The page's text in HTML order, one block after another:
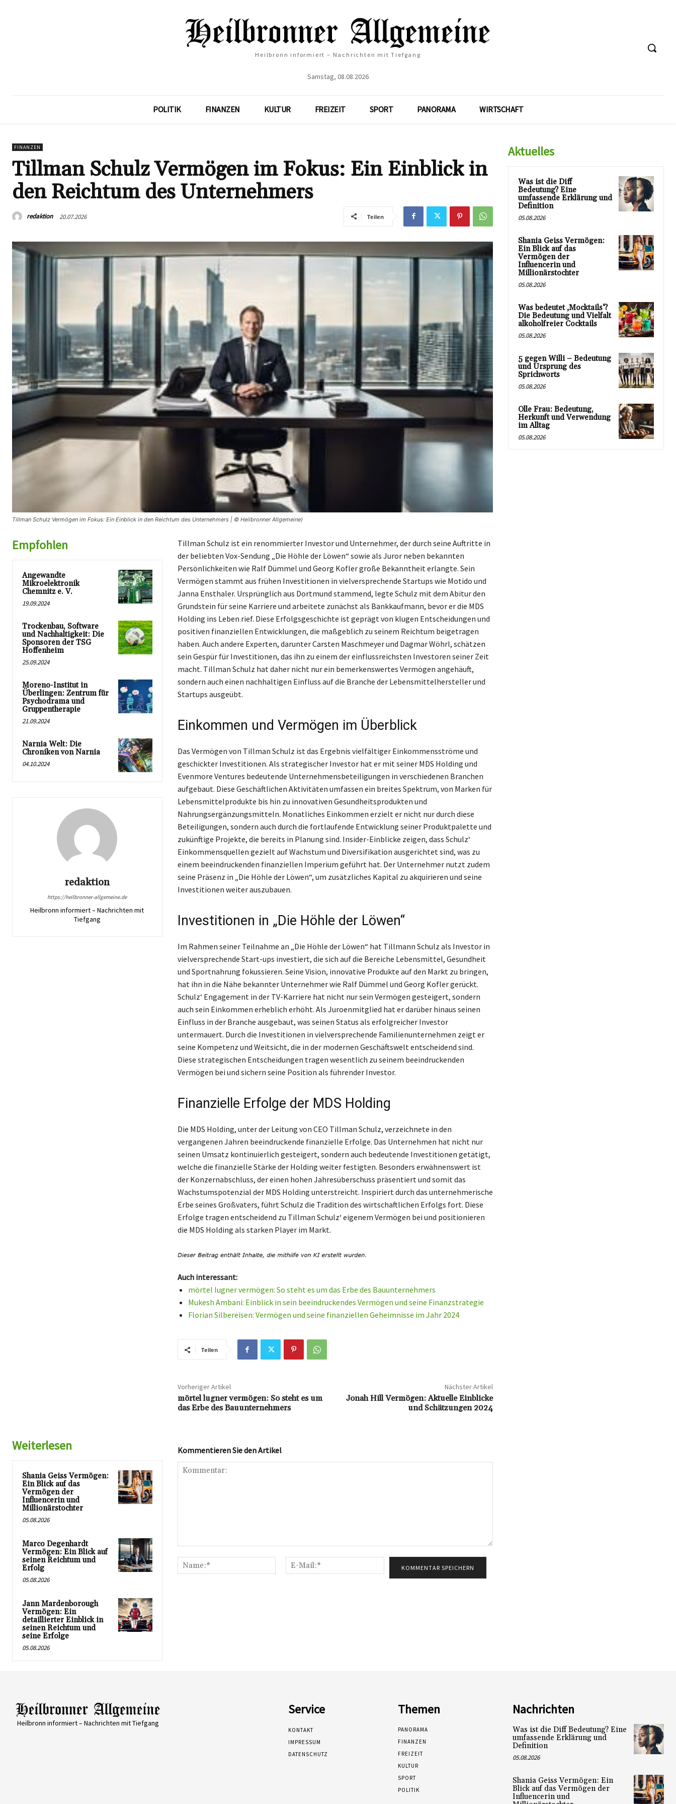
Heilbronn informiert – Nachrichten mit Tiefgang
Samstag, 08.08.2026
POLITIK FINANZEN KULTUR FREIZEIT SPORT PANORAMA WIRTSCHAFT
FINANZEN
Tillman Schulz Vermögen im Fokus: Ein Einblick in
den Reichtum des Unternehmers
redaktion 20.07.2026 Teilen
Tillman Schulz Vermögen im Fokus: Ein Einblick in den Reichtum des Unternehmers | © Heilbronner Allgemeine)
Empfohlen
Angewandte
Mikroelektronik
Chemnitz e. V.
19.09.2024
Trockenbau, Software
und Nachhaltigkeit: Die
Sponsoren der TSG
Hoffenheim
25.09.2024
Moreno-Institut in
Überlingen: Zentrum für
Psychodrama und
Gruppentherapie
21.09.2024
Narnia Welt: Die
Chroniken von Narnia
04.10.2024
redaktion
https://heilbronner-allgemeine.de
Heilbronn informiert – Nachrichten mit
Tiefgang
Tillman Schulz ist ein renommierter Investor und Unternehmer, der durch seine Auftritte in
der beliebten Vox-Sendung „Die Höhle der Löwen“ sowie als Juror neben bekannten
Persönlichkeiten wie Ralf Dümmel und Georg Kofler große Bekanntheit erlangte. Sein
Vermögen stammt aus frühen Investitionen in vielversprechende Startups wie Motido und
Janna Ensthaler. Ursprünglich aus Dortmund stammend, legte Schulz mit dem Abitur den
Grundstein für seine Karriere und arbeitete zunächst als Bankkaufmann, bevor er die MDS
Holding ins Leben rief. Diese Erfolgsgeschichte ist geprägt von klugen Entscheidungen und
positiven finanziellen Entwicklungen, die maßgeblich zu seinem Reichtum beigetragen
haben. Auch andere Experten, darunter Carsten Maschmeyer und Dagmar Wöhrl, schätzen
sein Gespür für Investitionen, das ihn zu einem der einflussreichsten Investoren seiner Zeit
macht. Tillman Schulz hat daher nicht nur ein bemerkenswertes Vermögen angehäuft,
sondern auch einen nachhaltigen Einfluss auf die Branche der Lebensmittelhersteller und
Startups ausgeübt.
Einkommen und Vermögen im Überblick
Das Vermögen von Tillman Schulz ist das Ergebnis vielfältiger Einkommensströme und
geschickter Investitionen. Als strategischer Investor hat er mit seiner MDS Holding und
Evenmore Ventures bedeutende Unternehmensbeteiligungen in verschiedenen Branchen
aufgebaut. Diese Geschäftlichen Aktivitäten umfassen ein breites Spektrum, von Marken für
Lebensmittelprodukte bis hin zu innovativen Gesundheitsprodukten und
Nahrungsergänzungsmitteln. Monatliches Einkommen erzielt er nicht nur durch diese
Beteiligungen, sondern auch durch die fortlaufende Entwicklung seiner Produktpalette und
zukünftige Projekte, die bereits in Planung sind. Insider-Einblicke zeigen, dass Schulz‘
Einkommensquellen gezielt auf Wachstum und Diversifikation ausgerichtet sind, was zu
einem beeindruckenden finanziellen Imperium geführt hat. Der Unternehmer nutzt zudem
seine Präsenz in „Die Höhle der Löwen“, um zusätzliches Kapital zu akquirieren und seine
Investitionen weiter auszubauen.
Investitionen in „Die Höhle der Löwen“
Im Rahmen seiner Teilnahme an „Die Höhle der Löwen“ hat Tillmann Schulz als Investor in
vielversprechende Start-ups investiert, die sich auf die Bereiche Lebensmittel, Gesundheit
und Sportnahrung fokussieren. Seine Vision, innovative Produkte auf den Markt zu bringen,
hat ihn in die Nähe bekannter Unternehmer wie Ralf Dümmel und Georg Kofler gerückt.
Schulz‘ Engagement in der TV-Karriere hat nicht nur sein Vermögen gesteigert, sondern
auch sein Einkommen erheblich erhöht. Als Juroenmitglied hat er darüber hinaus seinen
Einfluss in der Branche ausgebaut, was seinen Status als erfolgreicher Investor
untermauert. Durch die Investitionen in vielversprechende Familienunternehmen zeigt er
seine Kompetenz und Weitsicht, die in der modernen Geschäftswelt entscheidend sind.
Diese strategischen Entscheidungen tragen wesentlich zu seinem beeindruckenden
Vermögen bei und sichern seine Position als führender Investor.
Finanzielle Erfolge der MDS Holding
Die MDS Holding, unter der Leitung von CEO Tillman Schulz, verzeichnete in den
vergangenen Jahren beeindruckende finanzielle Erfolge. Das Unternehmen hat nicht nur
seinen Umsatz kontinuierlich gesteigert, sondern auch bedeutende Investitionen getätigt,
welche die finanzielle Stärke der Holding weiter festigten. Besonders erwähnenswert ist
der Konzernabschluss, der einen hohen Jahresüberschuss präsentiert und somit das
Wachstumspotenzial der MDS Holding unterstreicht. Inspiriert durch das unternehmerische
Erbe seines Großvaters, führt Schulz die Tradition des wirtschaftlichen Erfolgs fort. Diese
Erfolge tragen entscheidend zu Tillman Schulz‘ eigenem Vermögen bei und positionieren
die MDS Holding als starken Player im Markt.
Auch interessant:
mörtel lugner vermögen: So steht es um das Erbe des Bauunternehmers
Mukesh Ambani: Einblick in sein beeindruckendes Vermögen und seine Finanzstrategie
Florian Silbereisen: Vermögen und seine finanziellen Geheimnisse im Jahr 2024
Teilen
Vorheriger Artikel
mörtel lugner vermögen: So steht es um
das Erbe des Bauunternehmers
Nächster Artikel
Jonah Hill Vermögen: Aktuelle Einblicke
und Schätzungen 2024
Weiterlesen
Shania Geiss Vermögen:
Ein Blick auf das
Vermögen der
Influencerin und
Millionärstochter
05.08.2026
Marco Degenhardt
Vermögen: Ein Blick auf
seinen Reichtum und
Erfolg
05.08.2026
Jann Mardenborough
Vermögen: Ein
detaillierter Einblick in
seinen Reichtum und
seine Erfolge
05.08.2026
Kommentieren Sie den Artikel
Name:*
Mail:*
Aktuelles
Was ist die Diff
Bedeutung? Eine
umfassende Erklärung und
Definition
05.08.2026
Shania Geiss Vermögen:
Ein Blick auf das
Vermögen der
Influencerin und
Millionärstochter
05.08.2026
Was bedeutet ‚Mocktails‘?
Die Bedeutung und Vielfalt
alkoholfreier Cocktails
05.08.2026
5 gegen Willi – Bedeutung
und Ursprung des
Sprichworts
05.08.2026
Olle Frau: Bedeutung,
Herkunft und Verwendung
im Alltag
05.08.2026
Heilbronn informiert – Nachrichten mit Tiefgang
Service
KONTAKT
IMPRESSUM
DATENSCHUTZ
Themen
PANORAMA
FINANZEN
FREIZEIT
KULTUR
SPORT
POLITIK
Nachrichten
Was ist die Diff Bedeutung? Eine
umfassende Erklärung und
Definition
05.08.2026
Shania Geiss Vermögen: Ein
Blick auf das Vermögen der
Influencerin und